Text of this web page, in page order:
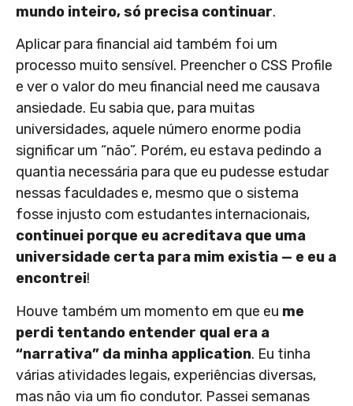
mundo inteiro, só precisa continuar.
Aplicar para financial aid também foi um
processo muito sensível. Preencher o CSS Profile
e ver o valor do meu financial need me causava
ansiedade. Eu sabia que, para muitas
universidades, aquele número enorme podia
significar um “não”. Porém, eu estava pedindo a
quantia necessária para que eu pudesse estudar
nessas faculdades e, mesmo que o sistema
fosse injusto com estudantes internacionais,
continuei porque eu acreditava que uma
universidade certa para mim existia — e eu a
encontrei!
Houve também um momento em que eu me
perdi tentando entender qual era a
“narrativa” da minha application. Eu tinha
várias atividades legais, experiências diversas,
mas não via um fio condutor. Passei semanas